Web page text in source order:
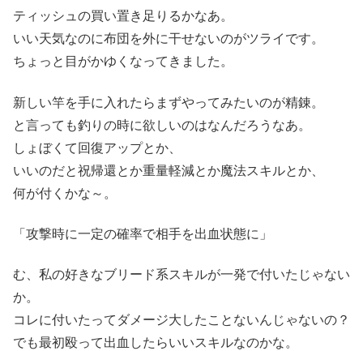
ティッシュの買い置き足りるかなあ。
いい天気なのに布団を外に干せないのがツライです。
ちょっと目がかゆくなってきました。
新しい竿を手に入れたらまずやってみたいのが精錬。
と言っても釣りの時に欲しいのはなんだろうなあ。
しょぼくて回復アップとか、
いいのだと祝帰還とか重量軽減とか魔法スキルとか、
何が付くかな～。
「攻撃時に一定の確率で相手を出血状態に」
む、私の好きなブリード系スキルが一発で付いたじゃない
か。
コレに付いたってダメージ大したことないんじゃないの？
でも最初殴って出血したらいいスキルなのかな。